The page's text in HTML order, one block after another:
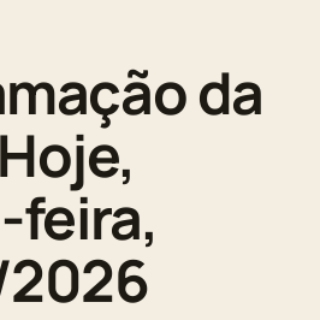
da